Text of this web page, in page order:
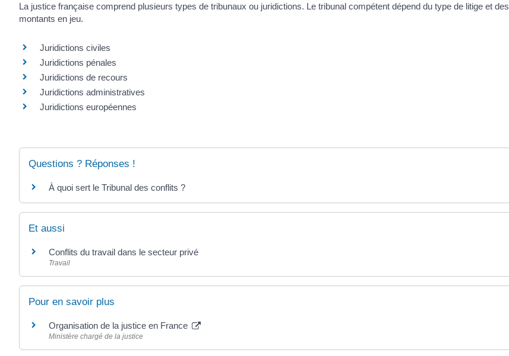
La justice française comprend plusieurs types de tribunaux ou juridictions. Le tribunal compétent dépend du type de litige et des
montants en jeu.
Juridictions civiles
Juridictions pénales
Juridictions de recours
Juridictions administratives
Juridictions européennes
Questions ? Réponses !
À quoi sert le Tribunal des conflits ?
Et aussi
Conflits du travail dans le secteur privé
Travail
Pour en savoir plus
Organisation de la justice en France
Ministère chargé de la justice